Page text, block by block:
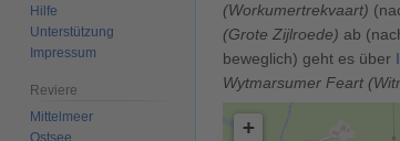
(Workumertrekvaart)
(Grote Zijlroede) ab
beweglich) geht es über
Wytmarsumer Feart
+
Hilfe
Unterstützung
Impressum
Reviere
Mittelmeer
Ostsee